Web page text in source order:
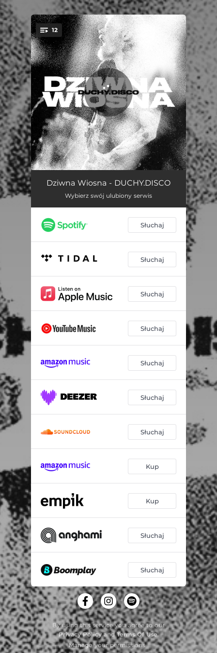
You're all set!
12
Ogień 03:11
Samoloty
Twoje szaleństwo 04:25
Bez sensu 03:42
Lato miłości 03:44
Jak zwierzęta 04:10
Samotność / Odwrotność 04:19
06:09
04:03
Odolany 11:57
Dziwna Wiosna - DUCHY.DISCO
Wybierz swój ulubiony serwis
Słuchaj
Słuchaj
Słuchaj
Słuchaj
Słuchaj
Słuchaj
Słuchaj
Kup
Kup
Słuchaj
Słuchaj
By using this service you agree to our
Privacy PolicyandTerms Of Use.
Manageyour permissions
.